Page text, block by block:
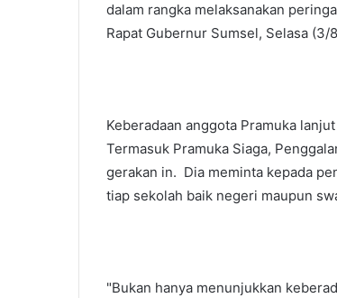
dalam rangka melaksanakan
Rapat Gubernur Sumsel, Selasa (3/
Keberadaan anggota Pramuka
Termasuk Pramuka Siaga,
gerakan in. Dia meminta kepada
tiap sekolah baik negeri maupun
"Bukan hanya menunjukkan